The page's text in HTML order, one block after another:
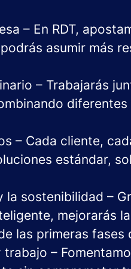
– En RDT,
asumir más
– Trabajarás
diferentes
– Cada cliente,
estándar,
la sostenibilidad –
mejorarás
las primeras fases
–